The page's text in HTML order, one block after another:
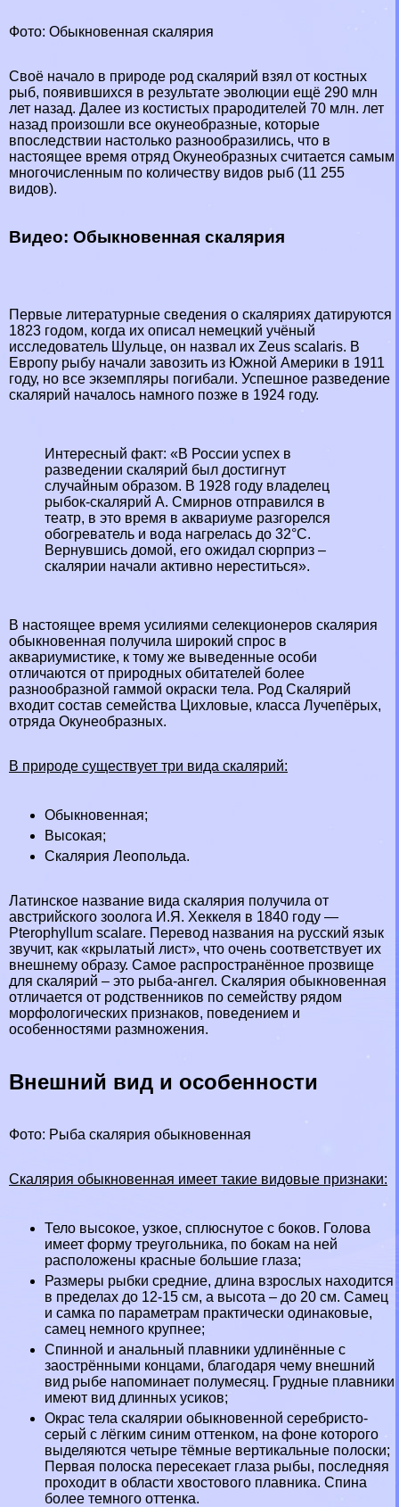
Фото: Обыкновенная скалярия
Своё начало в природе род скалярий взял от костных
рыб, появившихся в результате эволюции ещё 290 млн
лет назад. Далее из костистых прародителей 70 млн. лет
назад произошли все окунеобразные, которые
впоследствии настолько разнообразились, что в
настоящее время отряд Окунеобразных считается самым
многочисленным по количеству видов рыб (11 255
видов).
Видео: Обыкновенная скалярия
Первые литературные сведения о скаляриях датируются
1823 годом, когда их описал немецкий учёный
исследователь Шульце, он назвал их Zeus scalaris. В
Европу рыбу начали завозить из Южной Америки в 1911
году, но все экземпляры погибали. Успешное разведение
скалярий началось намного позже в 1924 году.
Интересный факт: «В России успех в
разведении скалярий был достигнут
случайным образом. В 1928 году владелец
рыбок-скалярий А. Смирнов отправился в
театр, в это время в аквариуме разгорелся
обогреватель и вода нагрелась до 32°С.
Вернувшись домой, его ожидал сюрприз –
скалярии начали активно нереститься».
В настоящее время усилиями селекционеров скалярия
обыкновенная получила широкий спрос в
аквариумистике, к тому же выведенные особи
отличаются от природных обитателей более
разнообразной гаммой окраски тела. Род Скалярий
входит состав семейства Цихловые, класса Лучепёрых,
отряда Окунеобразных.
В природе существует три вида скалярий:
Обыкновенная;
Высокая;
Скалярия Леопольда.
Латинское название вида скалярия получила от
австрийского зоолога И.Я. Хеккеля в 1840 году —
Pterophyllum scalare. Перевод названия на русский язык
звучит, как «крылатый лист», что очень соответствует их
внешнему образу. Самое распространённое прозвище
для скалярий – это рыба-ангел. Скалярия обыкновенная
отличается от родственников по семейству рядом
морфологических признаков, поведением и
особенностями размножения.
Внешний вид и особенности
Фото: Рыба скалярия обыкновенная
Скалярия обыкновенная имеет такие видовые признаки:
Тело высокое, узкое, сплюснутое с боков. Голова
имеет форму треугольника, по бокам на ней
расположены красные большие глаза;
Размеры рыбки средние, длина взрослых находится
в пределах до 12-15 см, а высота – до 20 см. Самец
и самка по параметрам пpaктически одинаковые,
самец немного крупнее;
Спинной и aнaльный плавники удлинённые с
заострёнными концами, благодаря чему внешний
вид рыбе напоминает полумесяц. Грудные плавники
имеют вид длинных усиков;
Окрас тела скалярии обыкновенной серебристо-
серый с лёгким синим оттенком, на фоне которого
выделяются четыре тёмные вертикальные полоски;
Первая полоска пересекает глаза рыбы, последняя
проходит в области хвостового плавника. Спина
более темного оттенка.